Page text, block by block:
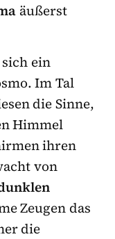
äußerst
ein
Im Tal
die Sinne,
Himmel
ihren
von
Zeugen das
die